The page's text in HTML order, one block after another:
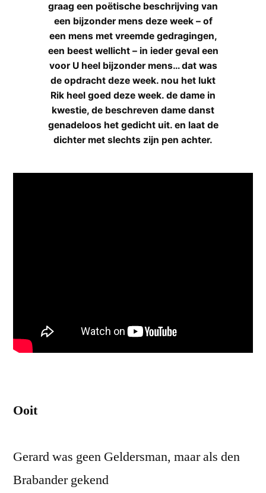
graag een poëtische beschrijving van
een bijzonder mens deze week – of
een mens met vreemde gedragingen,
een beest wellicht – in ieder geval een
voor U heel bijzonder mens… dat was
de opdracht deze week. nou het lukt
Rik heel goed deze week. de dame in
kwestie, de beschreven dame danst
genadeloos het gedicht uit. en laat de
dichter met slechts zijn pen achter.
Ooit
Gerard was geen Geldersman, maar als den
Brabander gekend